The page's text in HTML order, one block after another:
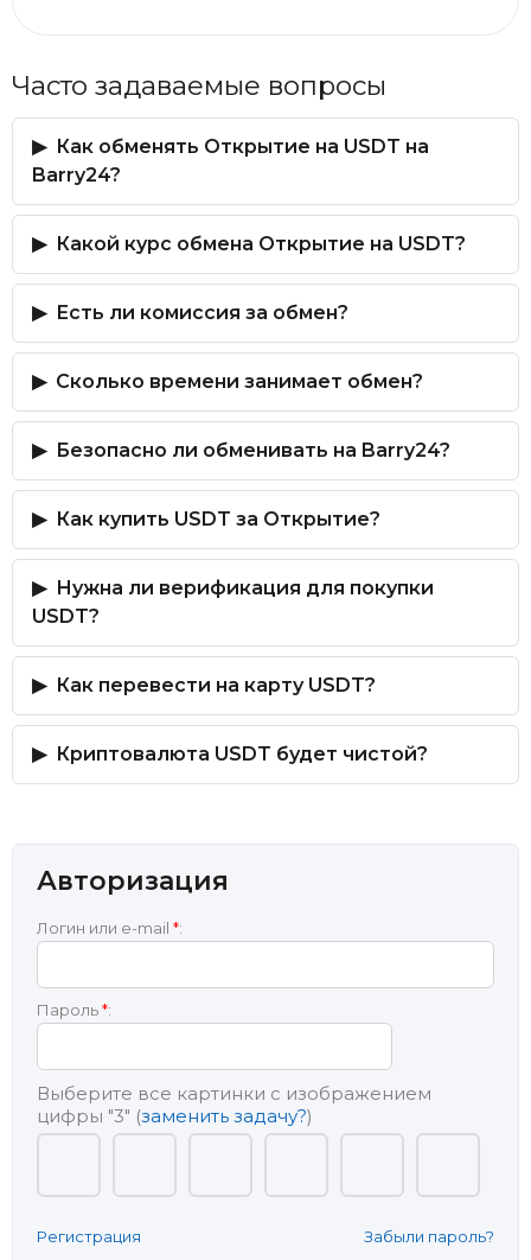
Часто задаваемые вопросы
Как обменять Открытие на USDT на
Barry24?
Какой курс обмена Открытие на USDT?
Есть ли комиссия за обмен?
Сколько времени занимает обмен?
Безопасно ли обменивать на Barry24?
Как купить USDT за Открытие?
Нужна ли верификация для покупки
USDT?
Как перевести на карту USDT?
Криптовалюта USDT будет чистой?
Авторизация
Логин или e-mail *:
Пароль*:
Выберите все картинки с изображением
цифры "3" (заменить задачу?)
Регистрация Забыли пароль?